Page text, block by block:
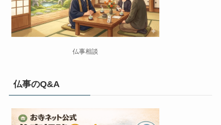
仏事相談
仏事のQ&A